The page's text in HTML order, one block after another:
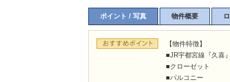
ポイント / 写真 物件概要
【物件特徴】
■JR宇都宮線『久喜
■クローゼット
■バルコニー